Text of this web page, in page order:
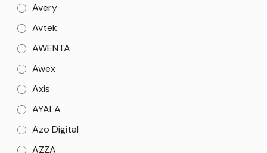
Avery
Avtek
AWENTA
Awex
Axis
AYALA
Azo Digital
AZZA